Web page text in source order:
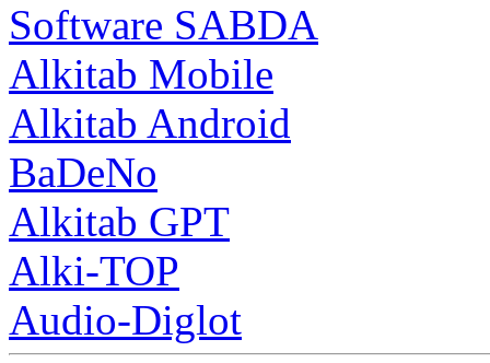
Software SABDA
Alkitab Mobile
Alkitab Android
BaDeNo
Alkitab GPT
Alki-TOP
Audio-Diglot